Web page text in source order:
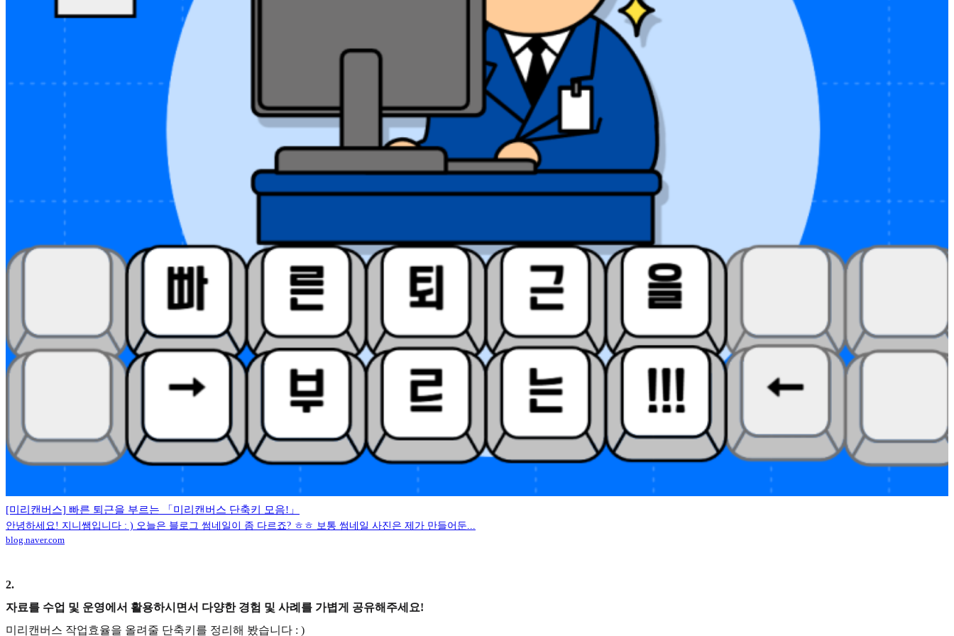
[미리캔버스] 빠른 퇴근을 부르는 「미리캔버스 단축키 모음!」
안녕하세요! 지니쌤입니다 : ) 오늘은 블로그 썸네일이 좀 다르죠? ㅎㅎ 보통 썸네일 사진은 제가 만들어둔...
blog.naver.com
2.
자료를 수업 및 운영에서 활용하시면서 다양한 경험 및 사례를 가볍게 공유해주세요!
미리캔버스 작업효율을 올려줄 단축키를 정리해 봤습니다 : )